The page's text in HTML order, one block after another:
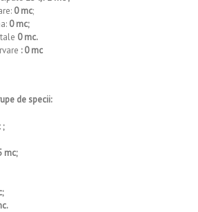
0 mc;
0 mc;
0 mc.
: 0 mc
de specii:
;
mc;